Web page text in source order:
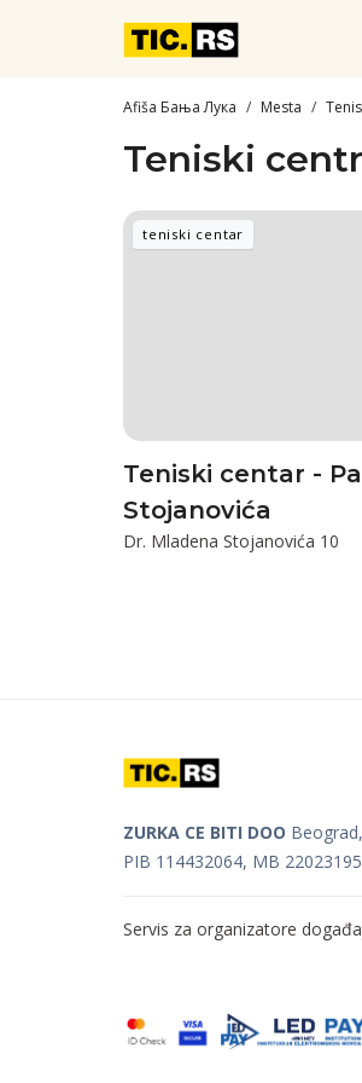
Afiša Бања Лука Mesta
Teniski
teniski centar
Teniski centar -
Stojanovića
Dr. Mladena Stojanovića 10
ZURKA CE BITI DOO
PIB 114432064, MB
Servis za organizatore